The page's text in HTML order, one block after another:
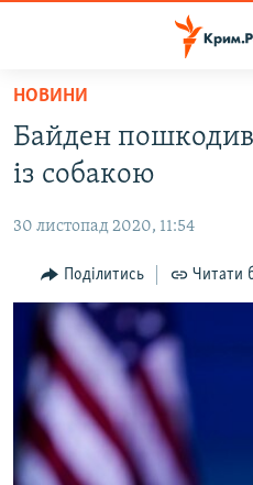
Перейти
основного
матеріалу
до
навігації
Перейти
пошуку
ВОДА.КРИМ
ПОЛІТИКА
БЛОГИ
ПОГЛЯД
ІНТЕРВ'Ю
ВСЕ ЗА ДЕНЬ
СПЕЦПРОЕКТИ
ДЕПОРТАЦІЯ
ЯК ОБІЙТИ БЛОКУВАННЯ
НОВИНИ
Байден
із собакою
30 листопад 2020, 11:54
Поділитись Читати